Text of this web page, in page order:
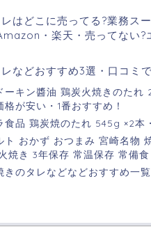
はどこに売ってる?業務ス
・楽天・売ってない?
などおすすめ3選・口コミ
ーキン醬油 鶏炭火焼きのたれ
格が安い・1番おすすめ！
食品 鶏炭焼のたれ 545g ×2本
ト おかず おつまみ 宮崎名物
焼き 3年保存 常温保存 常備
きのタレなどなどおすすめ一